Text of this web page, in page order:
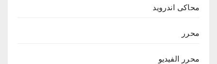
محاكى اندرويد
محرر
محرر الفيديو